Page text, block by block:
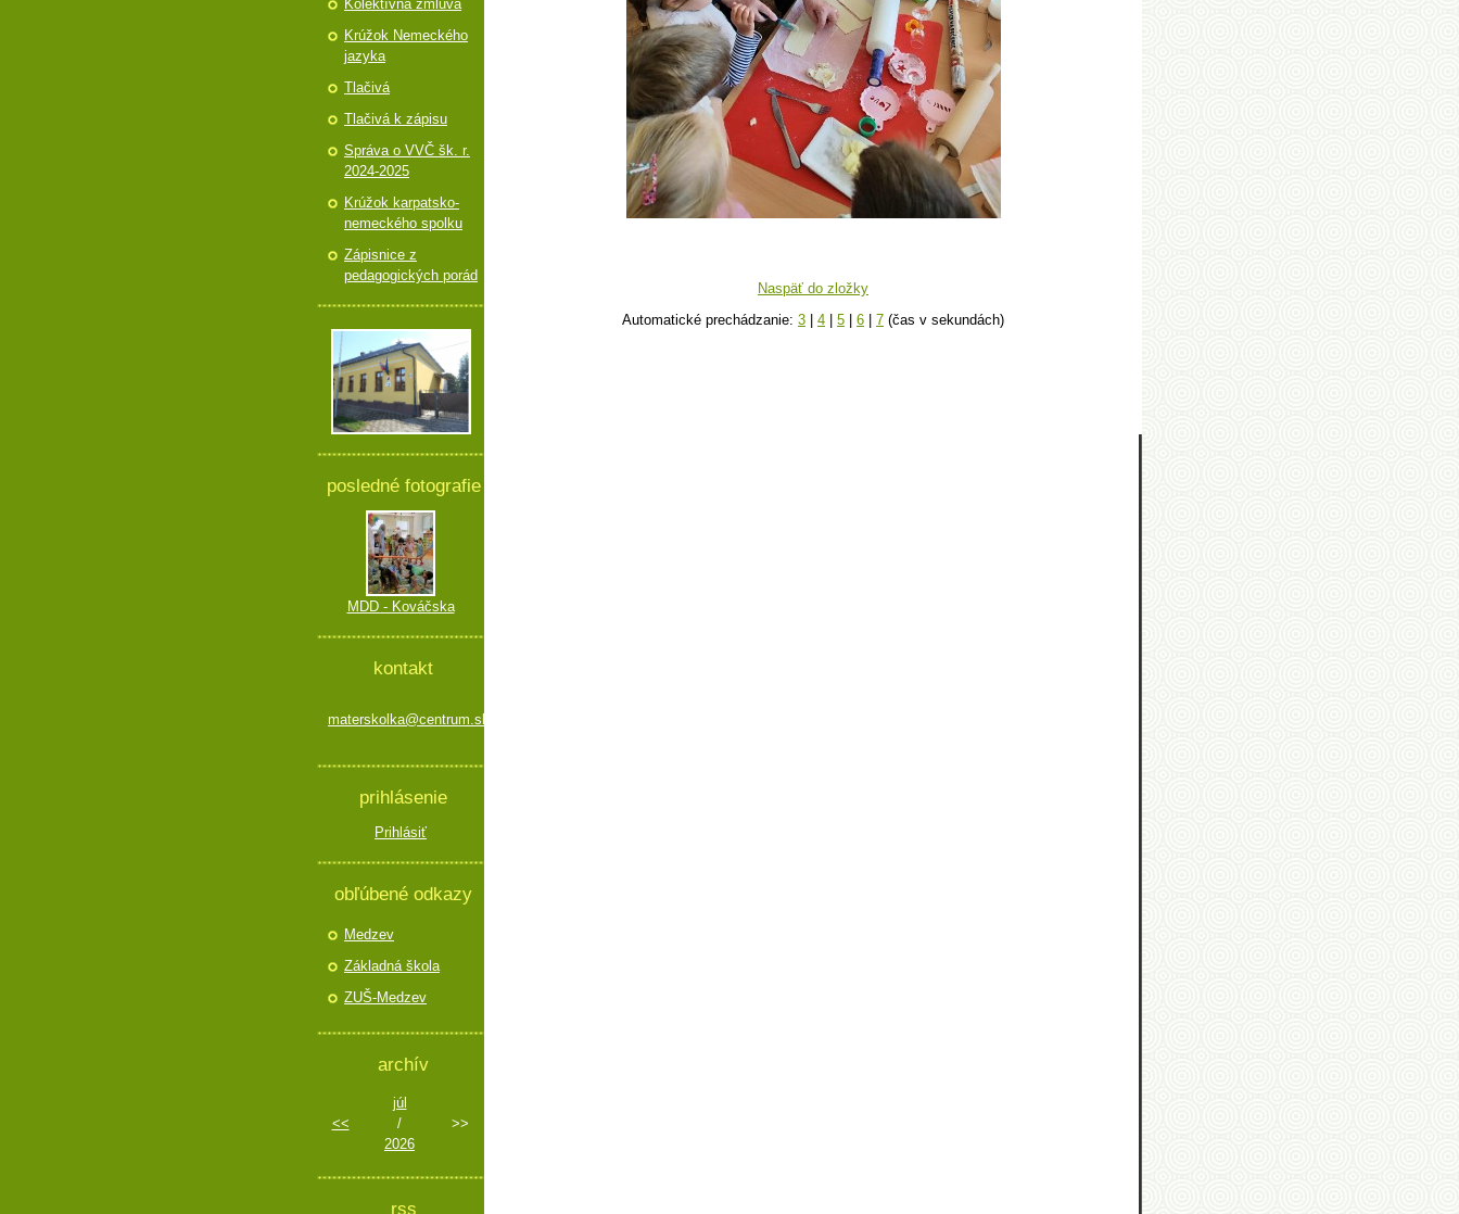
Naspäť do zložky
Automatické prechádzanie: 3 4 5 6 7 (čas v sekundách)
Kolektívna zmluva
Krúžok Nemeckého
jazyka
Tlačivá
Tlačivá k zápisu
Správa o VVČ šk. r.
2024-2025
Krúžok karpatsko-
nemeckého spolku
Zápisnice z
pedagogických porád
posledné fotografie
MDD - Kováčska
kontakt
materskolka@centrum.sk
prihlásenie
Prihlásiť
obľúbené odkazy
Medzev
Základná škola
ZUŠ-Medzev
archív
<<
júl
/
2026
>>
rss